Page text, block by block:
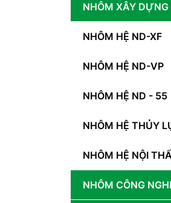
NHÔM XÂY DỰNG
NHÔM HỆ ND-XF
NHÔM HỆ ND-VP
NHÔM HỆ ND - 55
NHÔM HỆ THỦY
NHÔM HỆ NỘI
NHÔM CÔNG